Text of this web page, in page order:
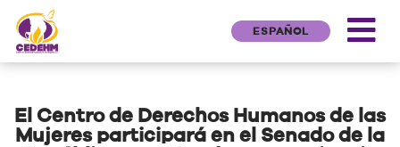
ESPAÑOL
El Centro de Derechos Humanos de las
Mujeres participará en el Senado de la